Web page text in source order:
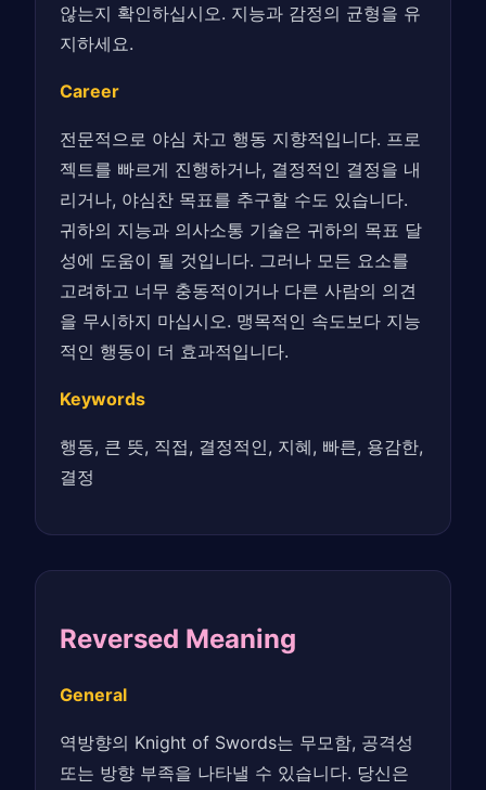
않는지 확인하십시오. 지능과 감정의 균형을 유
지하세요.
Career
전문적으로 야심 차고 행동 지향적입니다. 프로
젝트를 빠르게 진행하거나, 결정적인 결정을 내
리거나, 야심찬 목표를 추구할 수도 있습니다.
귀하의 지능과 의사소통 기술은 귀하의 목표 달
성에 도움이 될 것입니다. 그러나 모든 요소를 ​​
고려하고 너무 충동적이거나 다른 사람의 의견
을 무시하지 마십시오. 맹목적인 속도보다 지능
적인 행동이 더 효과적입니다.
Keywords
행동, 큰 뜻, 직접, 결정적인, 지혜, 빠른, 용감한,
결정
Reversed Meaning
General
역방향의 Knight of Swords는 무모함, 공격성
또는 방향 부족을 나타낼 수 있습니다. 당신은